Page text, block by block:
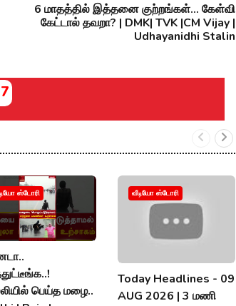
6 மாதத்தில் இத்தனை குற்றங்கள்... கேள்வி
கேட்டால் தவறா? | DMK| TVK |CM Vijay |
Udhayanidhi Stalin
ஸ்டோரி
பெய்த மழை..
வீடியோ ஸ்டோரி
Today Headlines - 09
AUG 2026 | 3 மணி